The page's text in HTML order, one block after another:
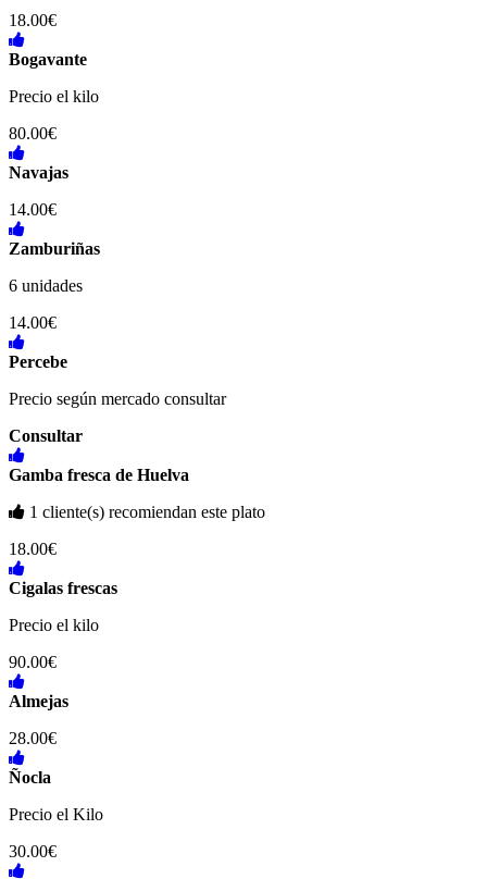
18.00€
Bogavante
Precio el kilo
80.00€
Navajas
14.00€
Zamburiñas
6 unidades
14.00€
Percebe
Precio según mercado consultar
Consultar
Gamba fresca de Huelva
1 cliente(s) recomiendan este plato
18.00€
Cigalas frescas
Precio el kilo
90.00€
Almejas
28.00€
Ñocla
Precio el Kilo
30.00€